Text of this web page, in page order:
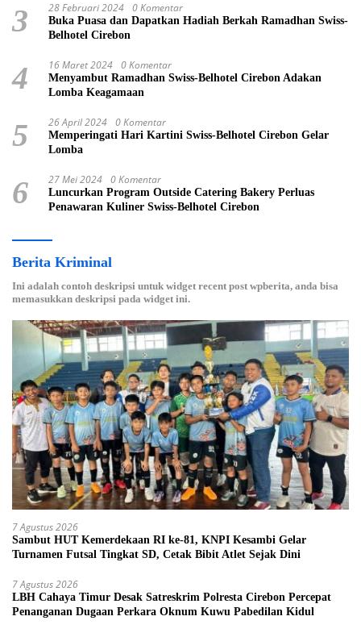
3 28 Februari 2024 0 Komentar
Buka Puasa dan Dapatkan Hadiah Berkah Ramadhan Swiss-
Belhotel Cirebon
4 16 Maret 2024 0 Komentar
Menyambut Ramadhan Swiss-Belhotel Cirebon Adakan
Lomba Keagamaan
5 26 April 2024 0 Komentar
Memperingati Hari Kartini Swiss-Belhotel Cirebon Gelar
Lomba
6 27 Mei 2024 0 Komentar
Luncurkan Program Outside Catering Bakery Perluas
Penawaran Kuliner Swiss-Belhotel Cirebon
Berita Kriminal
Ini adalah contoh deskripsi untuk widget recent post wpberita, anda bisa
memasukkan deskripsi pada widget ini.
7 Agustus 2026
Sambut HUT Kemerdekaan RI ke-81, KNPI Kesambi Gelar
Turnamen Futsal Tingkat SD, Cetak Bibit Atlet Sejak Dini
7 Agustus 2026
LBH Cahaya Timur Desak Satreskrim Polresta Cirebon Percepat
Penanganan Dugaan Perkara Oknum Kuwu Pabedilan Kidul